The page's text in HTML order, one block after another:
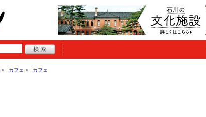
カフェ カフェ